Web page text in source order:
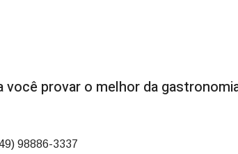
você provar o melhor da
98886-3337